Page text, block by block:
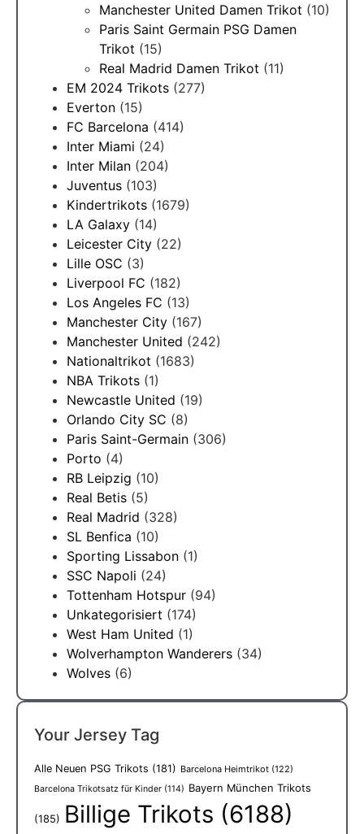
Manchester United Damen Trikot (10)
Paris Saint Germain PSG Damen
Trikot (15)
Real Madrid Damen Trikot (11)
EM 2024 Trikots (277)
Everton (15)
FC Barcelona (414)
Inter Miami (24)
Inter Milan (204)
Juventus (103)
Kindertrikots (1679)
LA Galaxy (14)
Leicester City (22)
Lille OSC (3)
Liverpool FC (182)
Los Angeles FC (13)
Manchester City (167)
Manchester United (242)
Nationaltrikot (1683)
NBA Trikots (1)
Newcastle United (19)
Orlando City SC (8)
Paris Saint-Germain (306)
Porto (4)
RB Leipzig (10)
Real Betis (5)
Real Madrid (328)
SL Benfica (10)
Sporting Lissabon (1)
SSC Napoli (24)
Tottenham Hotspur (94)
Unkategorisiert (174)
West Ham United (1)
Wolverhampton Wanderers (34)
Wolves (6)
Your Jersey Tag
Alle Neuen PSG Trikots (181) Barcelona Heimtrikot (122)
Barcelona Trikotsatz für Kinder (114) Bayern München Trikots
(185) Billige Trikots (6188)